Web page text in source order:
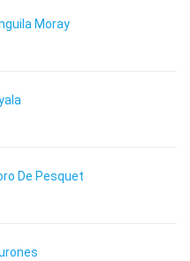
Moray
De Pesquet